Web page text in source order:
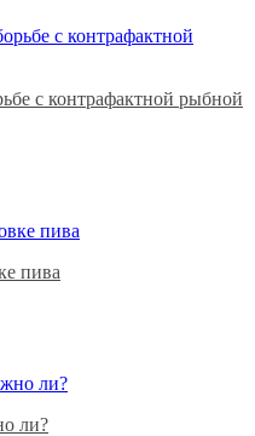
с контрафактной рыбной
пива
ли?